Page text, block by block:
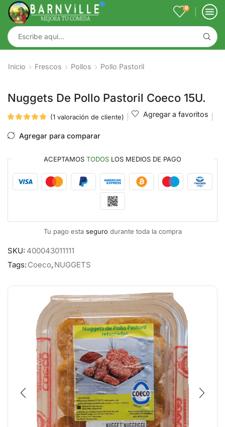
0
Inicio Frescos Pollos Pollo Pastoril
Nuggets De Pollo Pastoril Coeco 15U.
(1 valoración de cliente) Agregar a favoritos
Agregar para comparar
ACEPTAMOS TODOS LOS MEDIOS DE PAGO
Tu pago esta segurodurante toda la compra
SKU: 400043011111
Tags: Coeco, NUGGETS